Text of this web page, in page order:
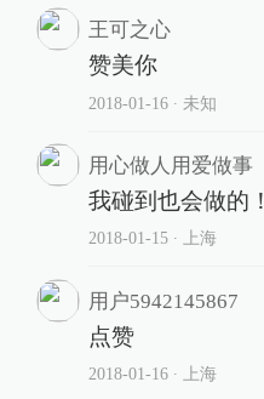
王可之心
赞美你
2018-01-16∙ 未知
用心做人用爱做事
我碰到也会做的！
2018-01-15∙ 上海
用户5942145867
点赞
2018-01-16∙ 上海